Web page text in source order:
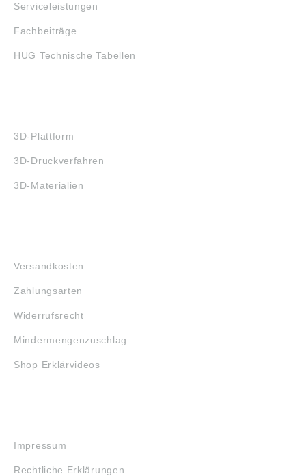
Serviceleistungen
Fachbeiträge
HUG Technische Tabellen
3D-Plattform
3D-Druckverfahren
3D-Materialien
Versandkosten
Zahlungsarten
Widerrufsrecht
Mindermengenzuschlag
Shop Erklärvideos
Impressum
Rechtliche Erklärungen